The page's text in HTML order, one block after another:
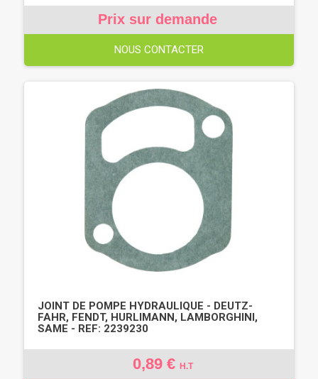
Prix sur demande
NOUS CONTACTER
JOINT DE POMPE HYDRAULIQUE - DEUTZ-
FAHR, FENDT, HURLIMANN, LAMBORGHINI,
SAME - REF: 2239230
0,89 € H.T